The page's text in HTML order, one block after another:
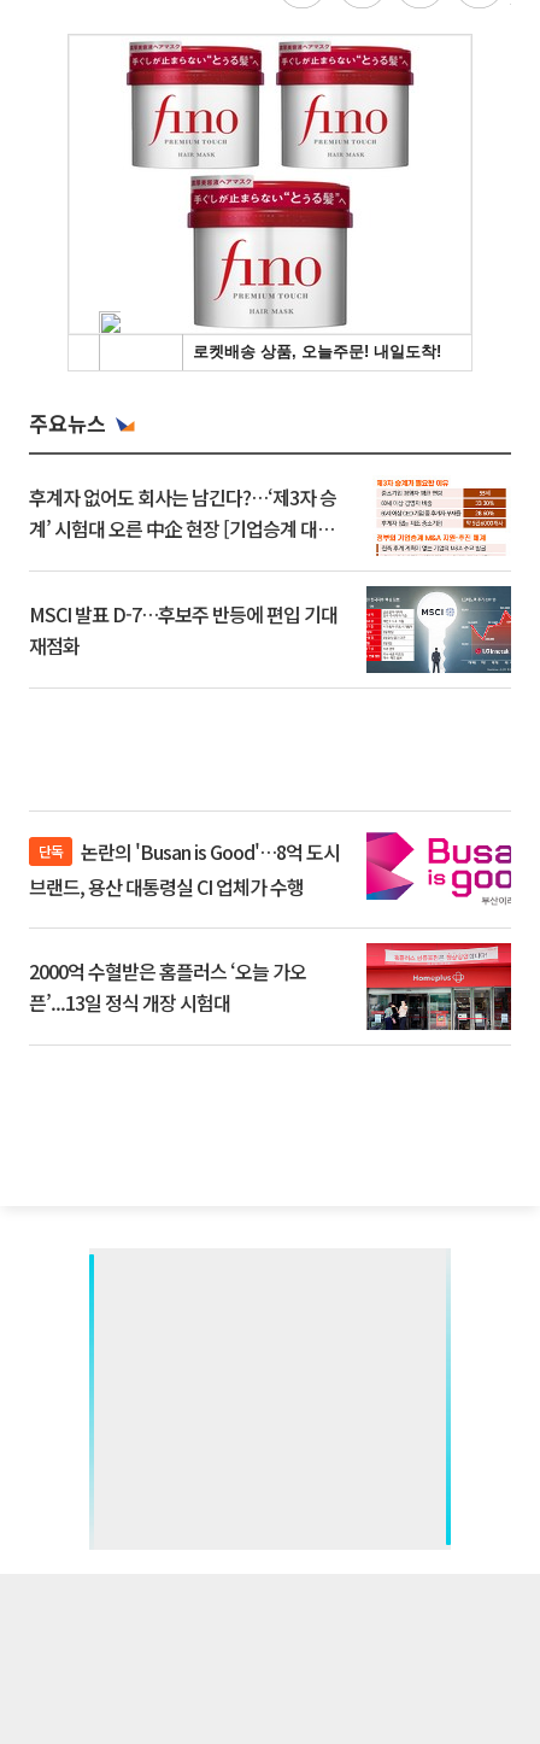
주요뉴스
후계자 없어도 회사는 남긴다?…‘제3자 승
계’ 시험대 오른 中企 현장 [기업승계 대전
MSCI 발표 D-7…후보주 반등에 편입 기대
재점화
단독
브랜드, 용산 대통령실 CI 업체가 수행
2000억 수혈받은 홈플러스 ‘오늘 가오
픈’...13일 정식 개장 시험대